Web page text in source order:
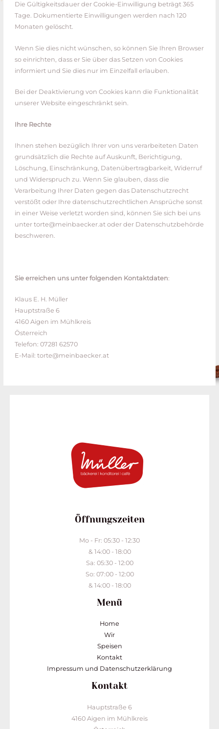
Die Gültigkeitsdauer der Cookie-Einwilligung beträgt 365
Tage. Dokumentierte Einwilligungen werden nach 120
Monaten gelöscht.
Wenn Sie dies nicht wünschen, so können Sie Ihren Browser
so einrichten, dass er Sie über das Setzen von Cookies
informiert und Sie dies nur im Einzelfall erlauben.
Bei der Deaktivierung von Cookies kann die Funktionalität
unserer Website eingeschränkt sein.
Ihre Rechte
Ihnen stehen bezüglich Ihrer von uns verarbeiteten Daten
grundsätzlich die Rechte auf Auskunft, Berichtigung,
Löschung, Einschränkung, Datenübertragbarkeit, Widerruf
und Widerspruch zu. Wenn Sie glauben, dass die
Verarbeitung Ihrer Daten gegen das Datenschutzrecht
verstößt oder Ihre datenschutzrechtlichen Ansprüche sonst
in einer Weise verletzt worden sind, können Sie sich bei uns
unter torte@meinbaecker.at oder der Datenschutzbehörde
beschweren.
Sie erreichen uns unter folgenden Kontaktdaten:
Klaus E. H. Müller
Hauptstraße 6
4160 Aigen im Mühlkreis
Österreich
Telefon: 07281 62570
E-Mail: torte@meinbaecker.at
Öffnungszeiten
Mo - Fr: 05:30 - 12:30
& 14:00 - 18:00
Sa: 05:30 - 12:00
So: 07:00 - 12:00
& 14:00 - 18:00
Menü
Home
Wir
Speisen
Kontakt
Impressum und Datenschutzerklärung
Kontakt
Hauptstraße 6
4160 Aigen im Mühlkreis